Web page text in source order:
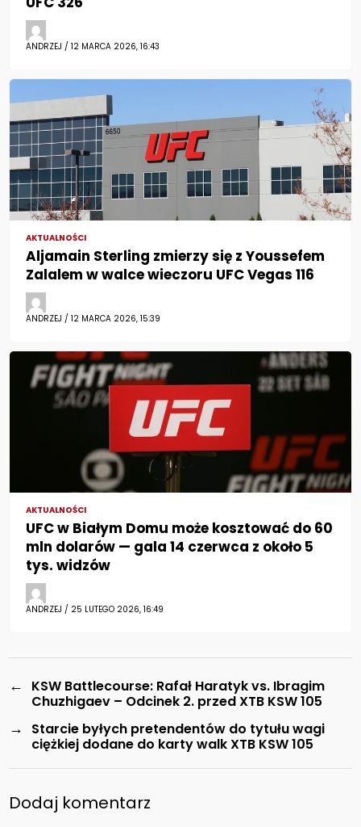
ANDRZEJ / 12 MARCA 2026, 16:43
AKTUALNOŚCI
Aljamain Sterling zmierzy się z Youssefem
Zalalem w walce wieczoru UFC Vegas 116
ANDRZEJ / 12 MARCA 2026, 15:39
AKTUALNOŚCI
UFC w Białym Domu może kosztować do 60
mln dolarów — gala 14 czerwca z około 5
tys. widzów
ANDRZEJ / 25 LUTEGO 2026, 16:49
←
KSW Battlecourse: Rafał Haratyk vs. Ibragim
Chuzhigaev – Odcinek 2. przed XTB KSW 105
→
Starcie byłych pretendentów do tytułu wagi
ciężkiej dodane do karty walk XTB KSW 105
Dodaj komentarz